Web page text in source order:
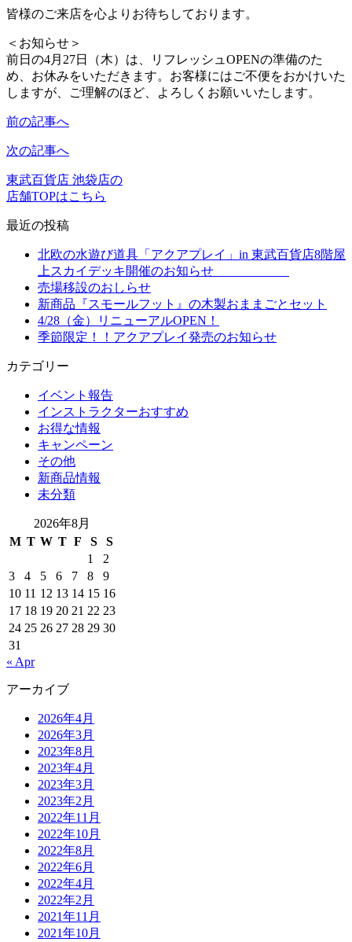
皆様のご来店を心よりお待ちしております。
＜お知らせ＞
前日の4月27日（木）は、リフレッシュOPENの準備のた
め、お休みをいただきます。お客様にはご不便をおかけいた
しますが、ご理解のほど、よろしくお願いいたします。
前の記事へ
次の記事へ
東武百貨店 池袋店の
店舗TOPはこちら
最近の投稿
北欧の水遊び道具「アクアプレイ」in 東武百貨店8階屋
上スカイデッキ開催のお知らせ
売場移設のおしらせ
新商品『スモールフット』の木製おままごとセット
4/28（金）リニューアルOPEN！
季節限定！！アクアプレイ発売のお知らせ
カテゴリー
イベント報告
インストラクターおすすめ
お得な情報
キャンペーン
その他
新商品情報
未分類
2026年8月
M T W T F S
S
1
2
3
4 5 6 7 8
9
10 11 12 13 14 15 16
17 18 19 20 21 22 23
24 25 26 27 28 29 30
31
« Apr
アーカイブ
2026年4月
2026年3月
2023年8月
2023年4月
2023年3月
2023年2月
2022年11月
2022年10月
2022年8月
2022年6月
2022年4月
2022年2月
2021年11月
2021年10月